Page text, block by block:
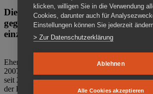
Die Gedenkstätte Zuchthaus
gegen das Vergessen. Anschaulich,
einzigartig.
Ehemalige politische Häftlinge der DDR
2007 den Verein Menschenrechtszentrum
seit 2011 Eigentümer des ehemaligen
der Bautzener Straße und Träger der
klicken, willigen Sie in die Verwendung
Cookies, darunter auch für
Einstellungen können Sie jederzeit
> Zur Datenschutzerklärung
Ablehnen
Alle Cookies akzeptieren